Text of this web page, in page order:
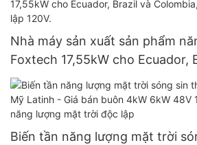
Nhà máy sản xuất sản phẩm
Foxtech 17,55kW cho Ecuador,
Colombia, hệ thống điện độc lập
Biến tần năng lượng mặt trời